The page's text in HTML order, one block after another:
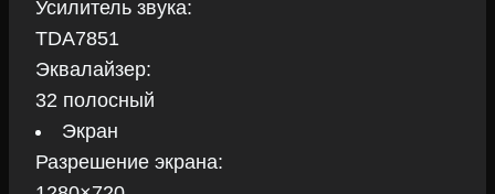
Усилитель звука:
TDA7851
Эквалайзер:
32 полосный
Экран
Разрешение экрана: